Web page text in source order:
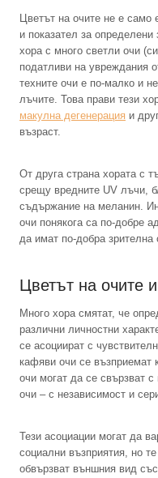
Цветът на очите не е само
и показател за
хора с много светли очи
податливи на увреждания
техните очи е по-малко и
лъчите. Това прави тези
макулна дегенерация и
възраст.
От друга страна хората с
срещу вредните UV лъчи,
съдържание на меланин.
очи понякога са по-добре
да имат по-добра зрителна
Цветът на очите
Много хора смятат, че
различни личностни
се асоциират с
кафяви очи се възприемат
очи могат да се свързват с
очи – с независимост и
Тези асоциации могат да
социални възприятия, но
обвързват външния вид